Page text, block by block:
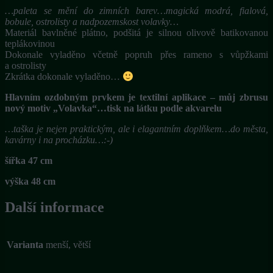
…paleta se mění do zimních barev…magická modrá, fialová,
bobule, ostrolisty a nadpozemskost volavky…
Materiál bavlněné plátno, podšitá je silnou olivově batikovanou
teplákovinou
Dokonale vyladěno včetně popruh přes rameno s vůpžkami
a ostrolisty
Zkrátka dokonale vyladěno…
Hlavním ozdobným prvkem je textilní aplikace – můj zbrusu
nový motiv „Volavka“…tisk na látku podle akvarelu
…taška je nejen praktickým, ale i elagantním doplňkem…do města,
kavárny i na procházku…:-)
šířka 47 cm
výška 48 cm
Další informace
Varianta menší, větší